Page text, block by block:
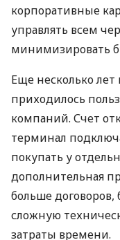
корпоративные
управлять всем
минимизировать
Еще несколько
приходилось
компаний. Счет
терминал
покупать у
дополнительная
больше
сложную
затраты времени.